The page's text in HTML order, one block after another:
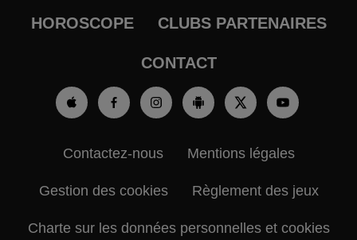
HOROSCOPE CLUBS PARTENAIRES
CONTACT
Contactez-nous Mentions légales
Gestion des cookies Règlement des jeux
Charte sur les données personnelles et cookies